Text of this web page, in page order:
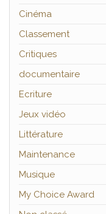
Cinéma
Classement
Critiques
documentaire
Ecriture
Jeux vidéo
Littérature
Maintenance
Musique
My Choice Award